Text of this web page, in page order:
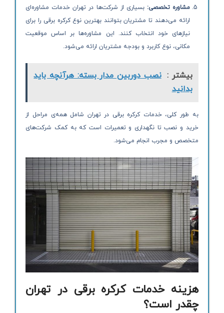
مشاوره تخصصی: بسیاری از شرکت‌ها در تهران خدمات مشاوره‌ای
ارائه می‌دهند تا مشتریان بتوانند بهترین نوع کرکره برقی را برای
نیازهای خود انتخاب کنند. این مشاوره‌ها بر اساس موقعیت
مکانی، نوع کاربرد و بودجه مشتریان ارائه می‌شود.
بیشتر : نصب دوربین مدار بسته: هرآنچه باید
بدانید
به طور کلی، خدمات کرکره برقی در تهران شامل همه‌ی مراحل از
خرید و نصب تا نگهداری و تعمیرات است که به کمک شرکت‌های
متخصص و مجرب انجام می‌شود.
هزینه خدمات کرکره برقی در تهران
چقدر است؟